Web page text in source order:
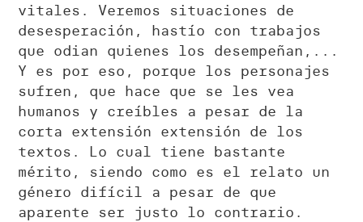
vitales. Veremos situaciones de
desesperación, hastío con trabajos
que odian quienes los desempeñan,...
Y es por eso, porque los personajes
sufren, que hace que se les vea
humanos y creíbles a pesar de la
corta extensión extensión de los
textos. Lo cual tiene bastante
mérito, siendo como es el relato un
género difícil a pesar de que
aparente ser justo lo contrario.